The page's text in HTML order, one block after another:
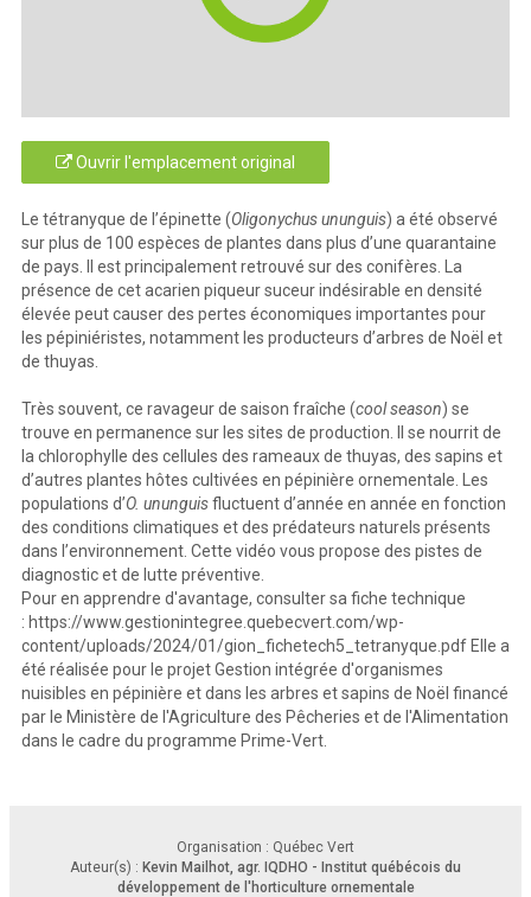
Ouvrir l'emplacement original
Le tétranyque de l’épinette (Oligonychus ununguis) a été observé
sur plus de 100 espèces de plantes dans plus d’une quarantaine
de pays. Il est principalement retrouvé sur des conifères. La
présence de cet acarien piqueur suceur indésirable en densité
élevée peut causer des pertes économiques importantes pour
les pépiniéristes, notamment les producteurs d’arbres de Noël et
de thuyas.
Très souvent, ce ravageur de saison fraîche (cool season) se
trouve en permanence sur les sites de production. Il se nourrit de
la chlorophylle des cellules des rameaux de thuyas, des sapins et
d’autres plantes hôtes cultivées en pépinière ornementale. Les
populations d’O. ununguisfluctuent d’année en année en fonction
des conditions climatiques et des prédateurs naturels présents
dans l’environnement. Cette vidéo vous propose des pistes de
diagnostic et de lutte préventive.
Pour en apprendre d'avantage, consulter sa fiche technique
: https://www.gestionintegree.quebecvert.com/wp-
content/uploads/2024/01/gion_fichetech5_tetranyque.pdf Elle a
été réalisée pour le projet Gestion intégrée d'organismes
nuisibles en pépinière et dans les arbres et sapins de Noël financé
par le Ministère de l'Agriculture des Pêcheries et de l'Alimentation
dans le cadre du programme Prime-Vert.
Organisation : Québec Vert
Auteur(s) : Kevin Mailhot, agr. IQDHO - Institut québécois du
développement de l'horticulture ornementale